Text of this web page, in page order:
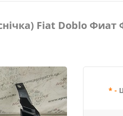
Fiat Doblo Фиат
* -